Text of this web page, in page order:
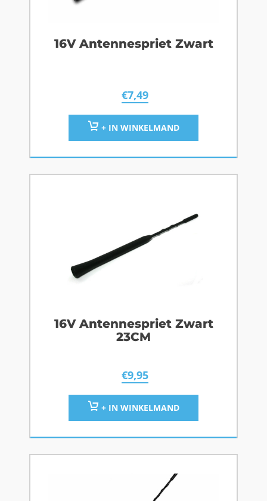
16V Antennespriet Zwart
€7,49
+ IN WINKELMAND
16V Antennespriet Zwart
23CM
€9,95
+ IN WINKELMAND